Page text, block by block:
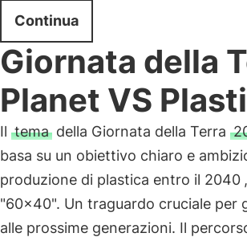
Continua
Giornata della
Planet VS
Il temadella Giornata della Terra
basa su un obiettivo chiaro e
produzione di plastica entro il 2040
"60×40". Un traguardo cruciale per
alle prossime generazioni. Il